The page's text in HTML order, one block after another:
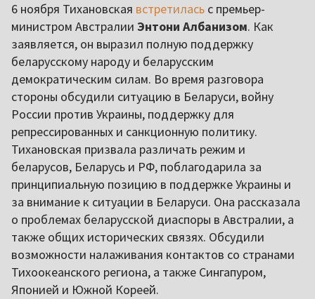
6 ноября Тихановская встретилась с премьер-
министром Австралии Энтони Албанизом. Как
заявляется, он выразил полную поддержку
беларусскому народу и беларусским
демократическим силам. Во время разговора
стороны обсудили ситуацию в Беларуси, войну
России против Украины, поддержку для
репрессированных и санкционную политику.
Тихановская призвала различать режим и
беларусов, Беларусь и РФ, поблагодарила за
принципиальную позицию в поддержке Украины и
за внимание к ситуации в Беларуси. Она рассказала
о проблемах беларусской диаспоры в Австралии, а
также общих исторических связях. Обсудили
возможности налаживания контактов со странами
Тихоокеанского региона, а также Сингапуром,
Японией и Южной Кореей.